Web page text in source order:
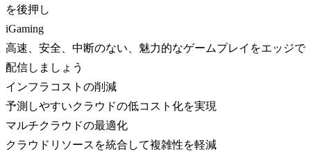
を後押し
iGaming
高速、安全、中断のない、魅力的なゲームプレイをエッジで
配信しましょう
インフラコストの削減
予測しやすいクラウドの低コスト化を実現
マルチクラウドの最適化
クラウドリソースを統合して複雑性を軽減